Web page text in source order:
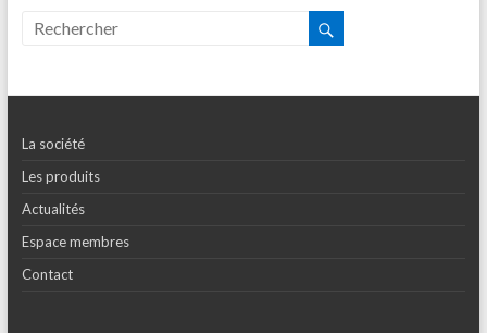
La société
Les produits
Actualités
Espace membres
Contact